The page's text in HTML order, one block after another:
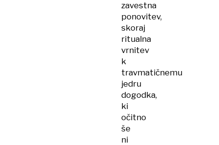
zavestna
ponovitev,
skoraj
ritualna
vrnitev
k
travmatičnemu
jedru
dogodka,
ki
očitno
še
ni